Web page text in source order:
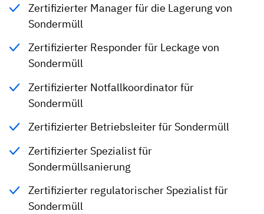
Zertifizierter Manager für die Lagerung von
Sondermüll
Zertifizierter Responder für Leckage von
Sondermüll
Zertifizierter Notfallkoordinator für
Sondermüll
Zertifizierter Betriebsleiter für Sondermüll
Zertifizierter Spezialist für
Sondermüllsanierung
Zertifizierter regulatorischer Spezialist für
Sondermüll